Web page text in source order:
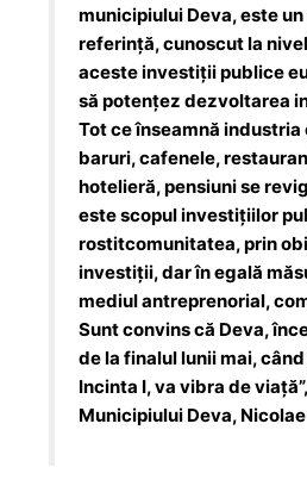
municipiului Deva, este
referință, cunoscut la
aceste investiții publice
să potențez dezvoltarea
Tot ce înseamnă
baruri, cafenele,
hotelieră, pensiuni se
este scopul investițiilor
rostitcomunitatea, prin
investiții, dar în egală
mediul antreprenorial,
Sunt convins că Deva,
de la finalul lunii mai,
Incinta I, va vibra de
Municipiului Deva,